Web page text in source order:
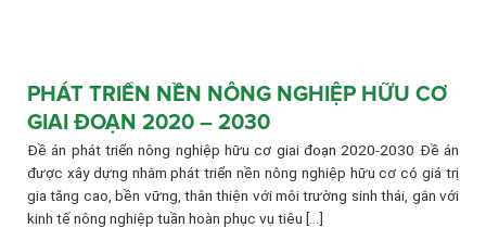
PHÁT TRIỂN NỀN NÔNG NGHIỆP HỮU CƠ
GIAI ĐOẠN 2020 – 2030
Đề án phát triển nông nghiệp hữu cơ giai đoạn 2020-2030 Đề án
được xây dựng nhằm phát triển nền nông nghiệp hữu cơ có giá trị
gia tăng cao, bền vững, thân thiện với môi trường sinh thái, gắn với
kinh tế nông nghiệp tuần hoàn phục vụ tiêu [...]